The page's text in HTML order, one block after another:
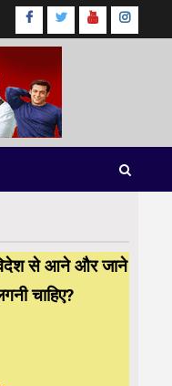
Facebook
TwitterYoutube
विदेश से आने और जाने
चाहिए?